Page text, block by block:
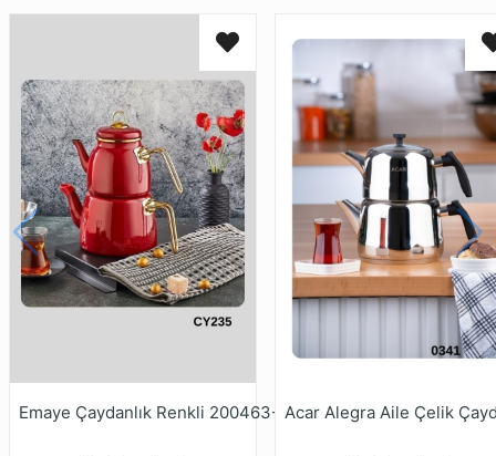
Emaye Çaydanlık Renkli 200463-200717-201297